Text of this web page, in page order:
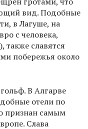
вид. Подобные
в Лагуше, на
с человека,
также славятся
побережья около
В Алгарве
отели по
признан самым
Слава